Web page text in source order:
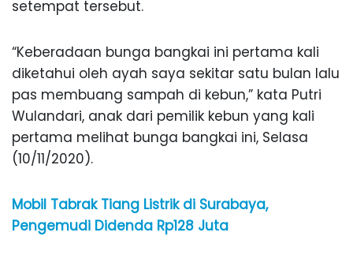
setempat tersebut.
“Keberadaan bunga bangkai ini pertama kali
diketahui oleh ayah saya sekitar satu bulan lalu
pas membuang sampah di kebun,” kata Putri
Wulandari, anak dari pemilik kebun yang kali
pertama melihat bunga bangkai ini, Selasa
(10/11/2020).
Mobil Tabrak Tiang Listrik di Surabaya,
Pengemudi Didenda Rp128 Juta